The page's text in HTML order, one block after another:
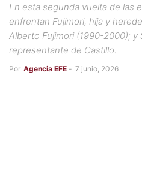
En esta segunda vuelta de las
enfrentan Fujimori, hija y
Alberto Fujimori (1990-2000); y
representante de Castillo.
Por Agencia EFE - 7 junio, 2026